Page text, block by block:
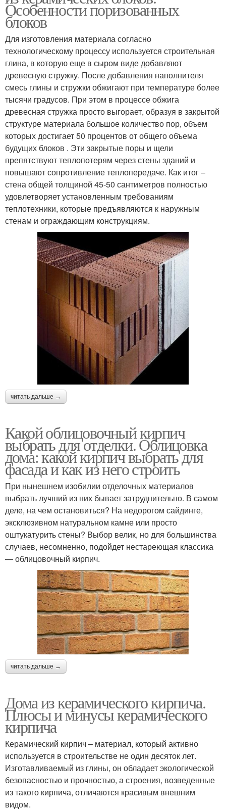
Особенности поризованных
блоков
Для изготовления материала согласно
технологическому процессу используется строительная
глина, в которую еще в сыром виде добавляют
древесную стружку. После добавления наполнителя
смесь глины и стружки обжигают при температуре более
тысячи градусов. При этом в процессе обжига
древесная стружка просто выгорает, образуя в закрытой
структуре материала большое количество пор, объем
которых достигает 50 процентов от общего объема
будущих блоков . Эти закрытые поры и щели
препятствуют теплопотерям через стены зданий и
повышают сопротивление теплопередаче. Как итог –
стена общей толщиной 45-50 сантиметров полностью
удовлетворяет установленным требованиям
теплотехники, которые предъявляются к наружным
стенам и ограждающим конструкциям.
читать дальше →
Какой облицовочный кирпич
выбрать для отделки. Облицовка
дома: какой кирпич выбрать для
фасада и как из него строить
При нынешнем изобилии отделочных материалов
выбрать лучший из них бывает затруднительно. В самом
деле, на чем остановиться? На недорогом сайдинге,
эксклюзивном натуральном камне или просто
оштукатурить стены? Выбор велик, но для большинства
случаев, несомненно, подойдет нестареющая классика
— облицовочный кирпич.
читать дальше →
Дома из керамического кирпича.
Плюсы и минусы керамического
кирпича
Керамический кирпич – материал, который активно
используется в строительстве не один десяток лет.
Изготавливаемый из глины, он обладает экологической
безопасностью и прочностью, а строения, возведенные
из такого кирпича, отличаются красивым внешним
видом.